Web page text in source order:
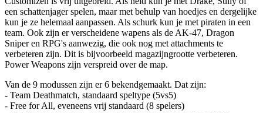
een schattenjager spelen, maar met behulp van hoedjes en dergelijke
kun je ze helemaal aanpassen. Als schurk kun je met piraten in een
team. Ook zijn er verscheidene wapens als de AK-47, Dragon
Sniper en RPG's aanwezig, die ook nog met attachments te
verbeteren zijn. Dit is bijvoorbeeld magazijngrootte verbeteren.
Power Weapons zijn verspreid over de map.
Van de 9 modussen zijn er 6 bekendgemaakt. Dat zijn:
- Team Deathmatch, standaard speltype (5vs5)
- Free for All, eveneens vrij standaard (8 spelers)